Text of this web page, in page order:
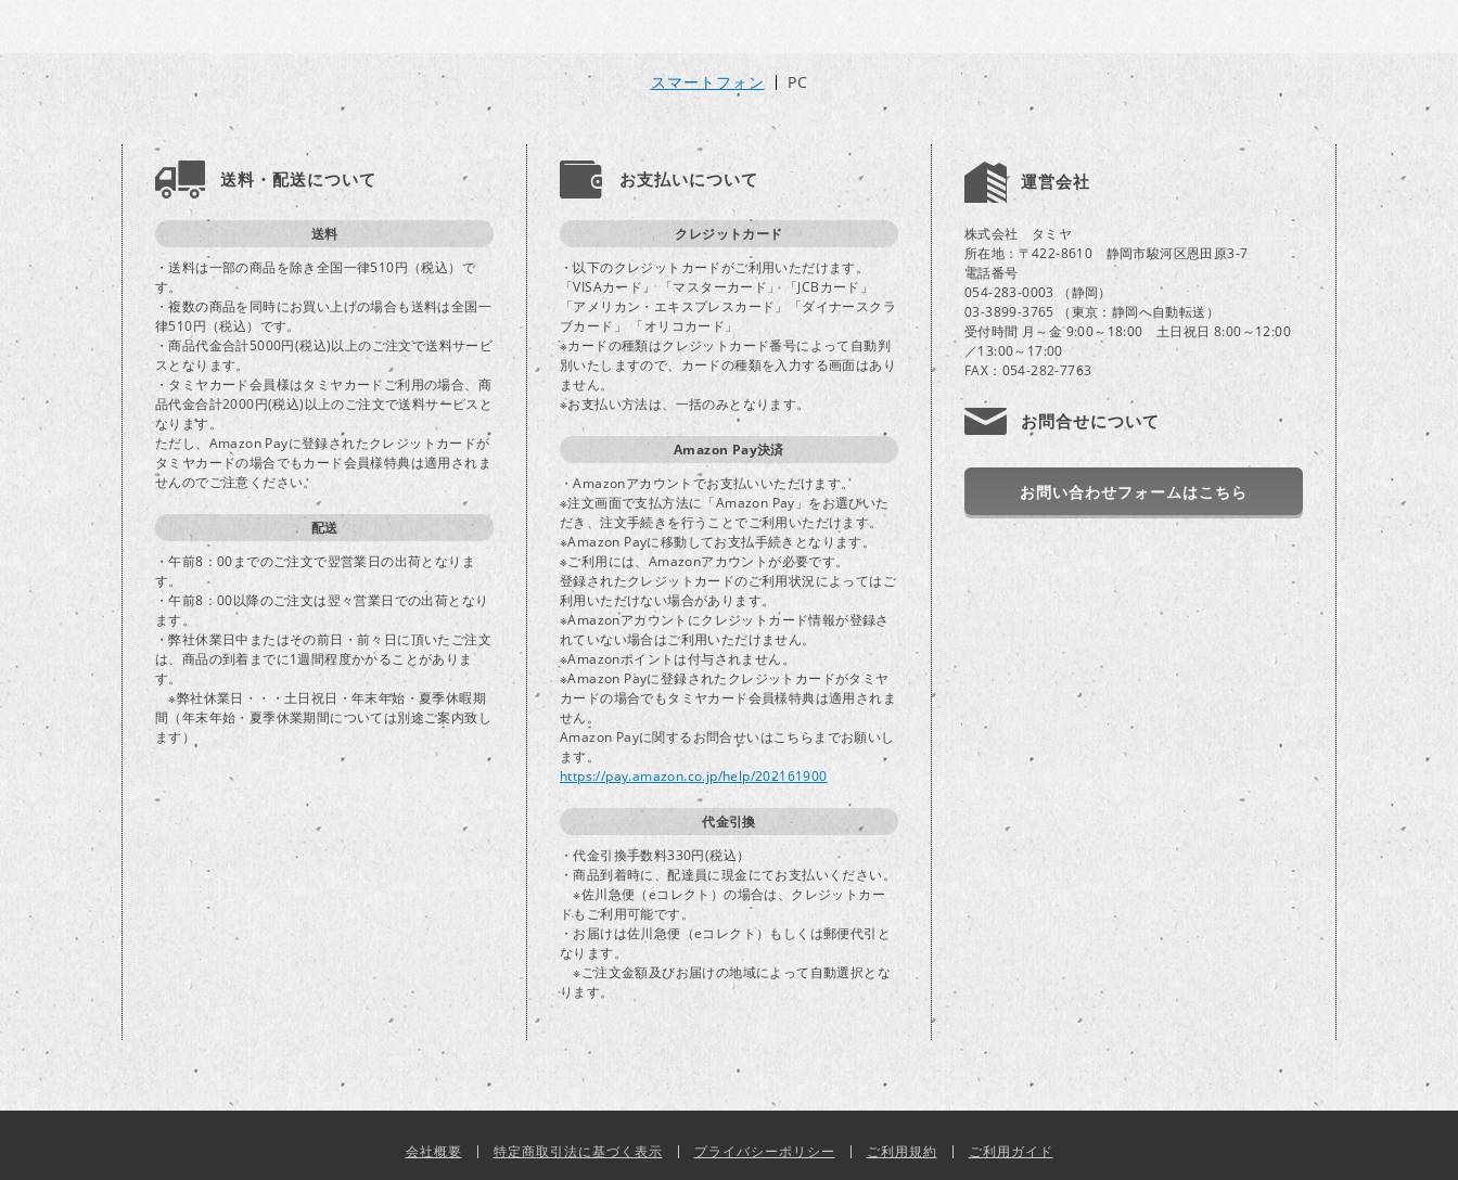
スマートフォン PC
送料・配送について
送料
・送料は一部の商品を除き全国一律510円（税込）で
す。
・複数の商品を同時にお買い上げの場合も送料は全国一
律510円（税込）です。
・商品代金合計5000円(税込)以上のご注文で送料サービ
スとなります。
・タミヤカード会員様はタミヤカードご利用の場合、商
品代金合計2000円(税込)以上のご注文で送料サービスと
なります。
ただし、Amazon Payに登録されたクレジットカードが
タミヤカードの場合でもカード会員様特典は適用されま
せんのでご注意ください。
配送
・午前8：00までのご注文で翌営業日の出荷となりま
す。
・午前8：00以降のご注文は翌々営業日での出荷となり
ます。
・弊社休業日中またはその前日・前々日に頂いたご注文
は、商品の到着までに1週間程度かかることがありま
す。
※弊社休業日・・・土日祝日・年末年始・夏季休暇期
間（年末年始・夏季休業期間については別途ご案内致し
ます）
お支払いについて
クレジットカード
・以下のクレジットカードがご利用いただけます。
「VISAカード」 「マスターカード」 「JCBカード」
「アメリカン・エキスプレスカード」「ダイナースクラ
ブカード」 「オリコカード」
※カードの種類はクレジットカード番号によって自動判
別いたしますので、カードの種類を入力する画面はあり
ません。
※お支払い方法は、一括のみとなります。
Amazon Pay決済
・Amazonアカウントでお支払いいただけます。
※注文画面で支払方法に「Amazon Pay」をお選びいた
だき、注文手続きを行うことでご利用いただけます。
※Amazon Payに移動してお支払手続きとなります。
※ご利用には、Amazonアカウントが必要です。
登録されたクレジットカードのご利用状況によってはご
利用いただけない場合があります。
※Amazonアカウントにクレジットカード情報が登録さ
れていない場合はご利用いただけません。
※Amazonポイントは付与されません。
※Amazon Payに登録されたクレジットカードがタミヤ
カードの場合でもタミヤカード会員様特典は適用されま
せん。
Amazon Payに関するお問合せいはこちらまでお願いし
ます。
https://pay.amazon.co.jp/help/202161900
代金引換
・代金引換手数料330円(税込）
・商品到着時に、配達員に現金にてお支払いください。
※佐川急便（eコレクト）の場合は、クレジットカー
ドもご利用可能です。
・お届けは佐川急便（eコレクト）もしくは郵便代引と
なります。
※ご注文金額及びお届けの地域によって自動選択とな
ります。
運営会社
株式会社 タミヤ
所在地：〒422-8610 静岡市駿河区恩田原3-7
電話番号
054-283-0003 （静岡）
03-3899-3765 （東京：静岡へ自動転送）
受付時間 月～金 9:00～18:00 土日祝日 8:00～12:00
／13:00～17:00
FAX：054-282-7763
お問合せについて
お問い合わせフォームはこちら
会社概要 特定商取引法に基づく表示 プライバシーポリシー ご利用規約 ご利用ガイド